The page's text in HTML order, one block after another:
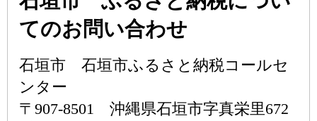
てのお問い合わせ
石垣市 石垣市ふるさと納税コールセ
ンター
〒907-8501 沖縄県石垣市字真栄里672